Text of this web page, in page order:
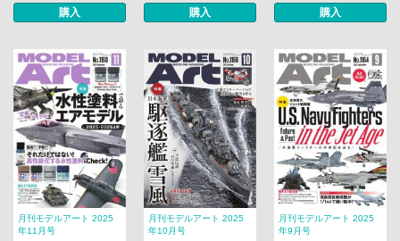
購入 購入 購入
月刊モデルアート 2025
年11月号
月刊モデルアート 2025
年10月号
月刊モデルアート 2025
年9月号